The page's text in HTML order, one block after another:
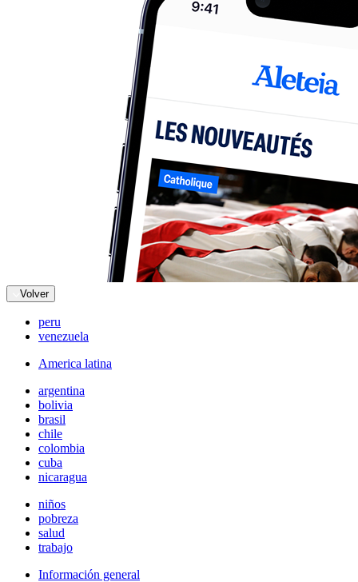
Volver
peru
venezuela
America latina
argentina
bolivia
brasil
chile
colombia
cuba
nicaragua
niños
pobreza
salud
trabajo
Información general